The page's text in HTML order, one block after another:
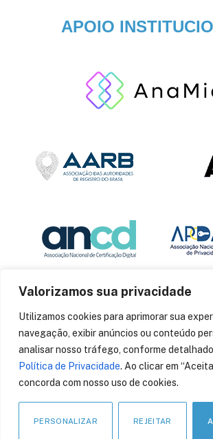
Valorizamos sua privacidade
Utilizamos cookies para aprimorar sua
navegação, exibir anúncios ou conteúdo
analisar nosso tráfego, conforme detalhado
Política de Privacidade. Ao clicar em
concorda com nosso uso de cookies.
PERSONALIZAR REJEITAR
APOIO
© 2014CryptoID. Todos os direitos